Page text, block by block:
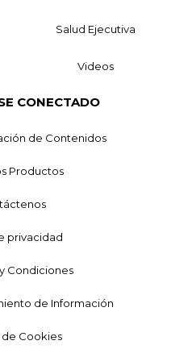
Salud Ejecutiva
Videos
CONECTADO
de Contenidos
Productos
privacidad
Condiciones
de Información
Cookies